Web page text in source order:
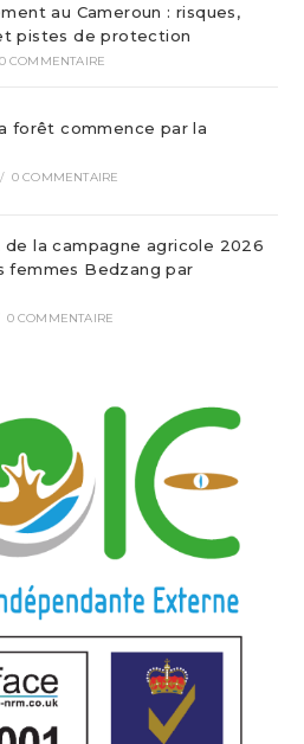
au Cameroun : risques,
pistes de protection
0 COMMENTAIRE
forêt commence par la
/ 0 COMMENTAIRE
de la campagne agricole 2026
femmes Bedzang par
0 COMMENTAIRE